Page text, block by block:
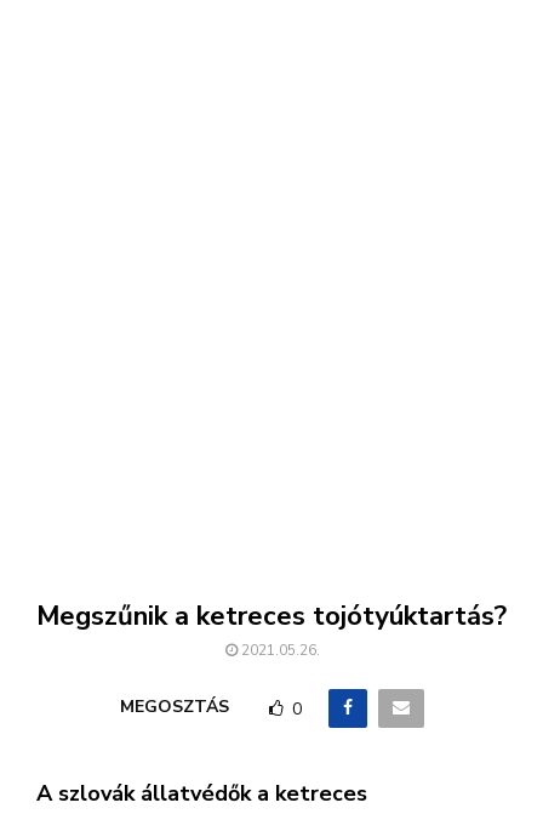
Megszűnik a ketreces tojótyúktartás?
2021.05.26.
MEGOSZTÁS 0
A szlovák állatvédők a ketreces